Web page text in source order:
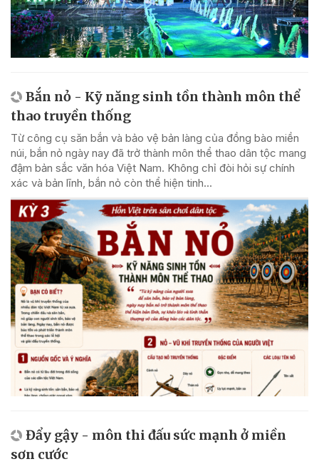
Bắn nỏ - Kỹ năng sinh tồn thành môn thể
thao truyền thống
Từ công cụ săn bắn và bảo vệ bản làng của đồng bào miền
núi, bắn nỏ ngày nay đã trở thành môn thể thao dân tộc mang
đậm bản sắc văn hóa Việt Nam. Không chỉ đòi hỏi sự chính
xác và bản lĩnh, bắn nỏ còn thể hiện tinh...
Đẩy gậy - môn thi đấu sức mạnh ở miền
sơn cước